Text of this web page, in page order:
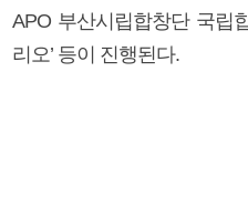
APO 부산시립합창단 국립
리오’ 등이 진행된다.